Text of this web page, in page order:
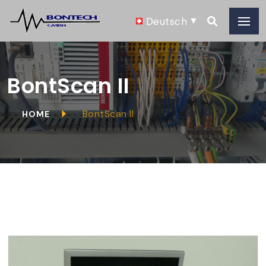
Deutsch
BontScan II
HOME BontScan II